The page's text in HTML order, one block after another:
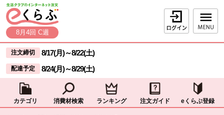
ページの先頭です。
本文へジャンプする。
8月4回 C週
ログイン
ここからサイト内共通メニューです。
サイト内共通メニューをスキップする
注文締切 8/17(月)～8/22(土)
配達予定 8/24(月)～8/29(土)
カテゴリ 消費材検索 ランキング 注文ガイド eくらぶ登録